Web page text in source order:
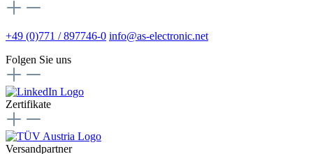
+49 (0)771 / 897746-0 info@as-electronic.net
Folgen Sie uns
Zertifikate
Versandpartner